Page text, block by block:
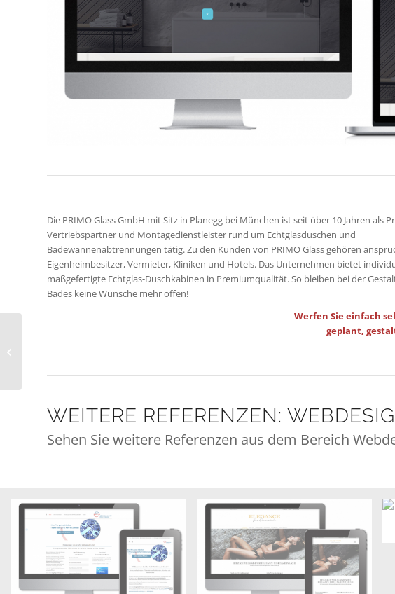
Die PRIMO Glass GmbH mit Sitz in Planegg bei München ist seit über 10 Jahren als
Vertriebspartner und Montagedienstleister rund um Echtglasduschen und
Badewannenabtrennungen tätig. Zu den Kunden von PRIMO Glass gehören
Eigenheimbesitzer, Vermieter, Kliniken und Hotels. Das Unternehmen bietet
maßgefertigte Echtglas-Duschkabinen in Premiumqualität. So bleiben bei der
Bades keine Wünsche mehr offen!
Werfen Sie einfach
geplant,
WEITERE REFERENZEN:
Sehen Sie weitere Referenzen aus dem Bereich